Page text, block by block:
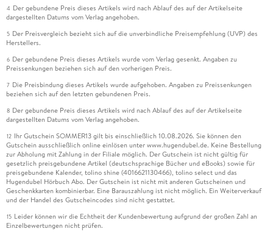
9. Mit Konturen und Pinseln arbeiten . . . 263
9. 1 . . . Standard-Konturoptionen . . . 263
9. 2 . . . Pfeilspitzen . . . 266
9. 3 . . . Variable Konturstärken mit dem Breitenwerkzeug . . .
267
9. 4 . . . Pinselkonturen . . . 272
9. 5 . . . Auswahlen auf Farb- und Objektbasis . . . 290
4 Der gebundene Preis dieses Artikels wird nach Ablauf des auf der Artikelseite
dargestellten Datums vom Verlag angehoben.
5 Der Preisvergleich bezieht sich auf die unverbindliche Preisempfehlung (UVP) des
Herstellers.
6 Der gebundene Preis dieses Artikels wurde vom Verlag gesenkt. Angaben zu
Preissenkungen beziehen sich auf den vorherigen Preis.
7 Die Preisbindung dieses Artikels wurde aufgehoben. Angaben zu Preissenkungen
beziehen sich auf den letzten gebundenen Preis.
8 Der gebundene Preis dieses Artikels wird nach Ablauf des auf der Artikelseite
dargestellten Datums vom Verlag angehoben.
12 Ihr Gutschein SOMMER13 gilt bis einschließlich 10.08.2026. Sie können den
Gutschein ausschließlich online einlösen unter www.hugendubel.de. Keine Bestellung
zur Abholung mit Zahlung in der Filiale möglich. Der Gutschein ist nicht gültig für
gesetzlich preisgebundene Artikel (deutschsprachige Bücher und eBooks) sowie für
preisgebundene Kalender, tolino shine (4016621130466), tolino select und das
Hugendubel Hörbuch Abo. Der Gutschein ist nicht mit anderen Gutscheinen und
Geschenkkarten kombinierbar. Eine Barauszahlung ist nicht möglich. Ein Weiterverkauf
und der Handel des Gutscheincodes sind nicht gestattet.
15 Leider können wir die Echtheit der Kundenbewertung aufgrund der großen Zahl an
Einzelbewertungen nicht prüfen.